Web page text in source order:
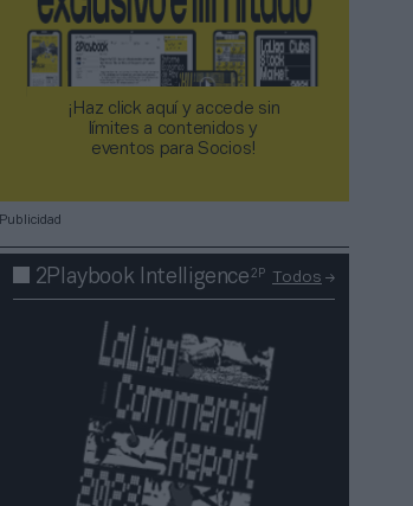
¡Haz click aquí y accede sin
límites a contenidos y
eventos para Socios!​​​​​​​
Publicidad
2Playbook Intelligence2P Todos